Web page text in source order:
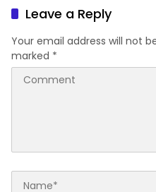
Leave a Reply
Your email address will not
marked *